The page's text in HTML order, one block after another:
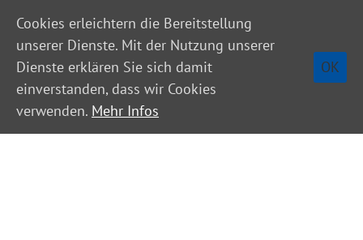
Cookies erleichtern die Bereitstellung
unserer Dienste. Mit der Nutzung unserer
Dienste erklären Sie sich damit
einverstanden, dass wir Cookies
verwenden. Mehr Infos
OK